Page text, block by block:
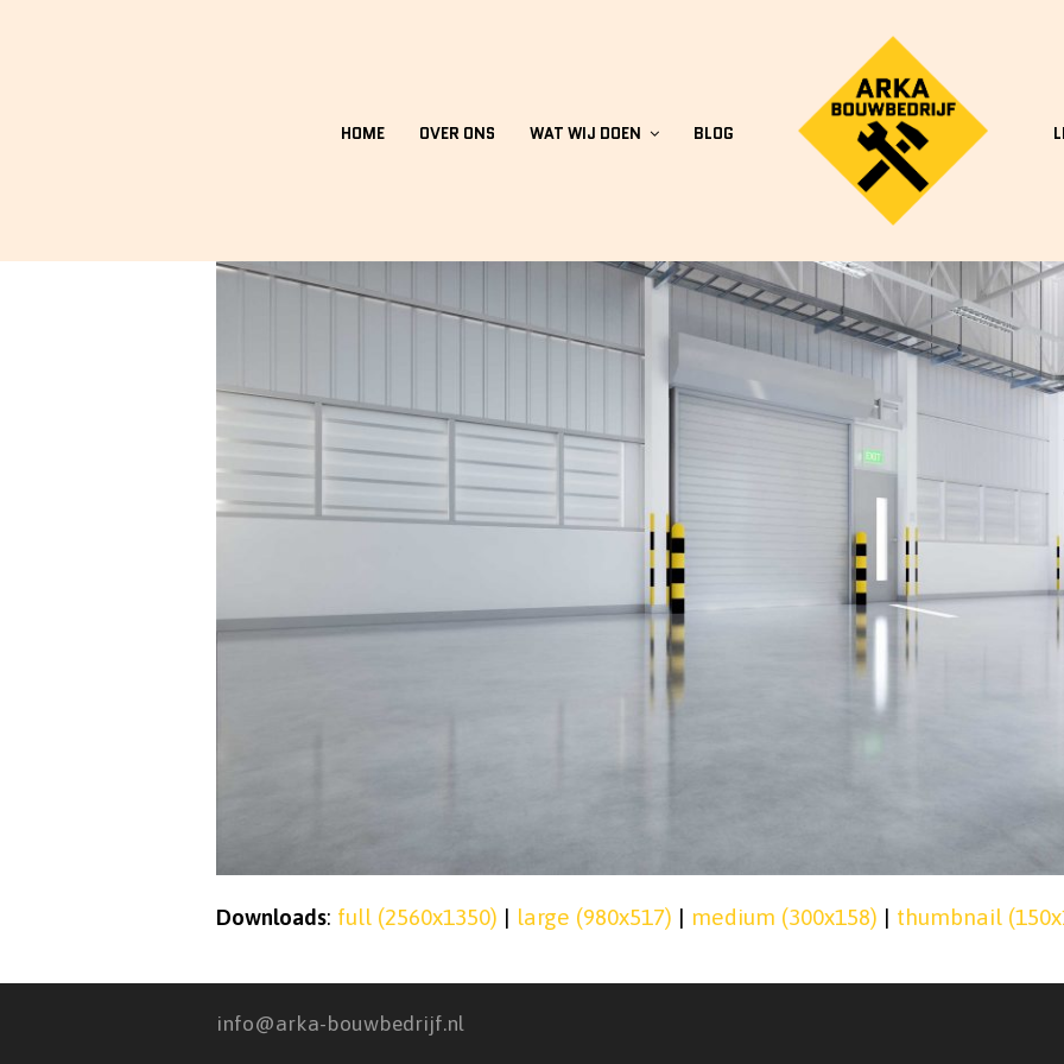
HOME OVER ONS WAT WIJ DOEN BLOG
Downloads: full (2560x1350) | large (980x517) | medium (300x158) | thumbnail
info@arka-bouwbedrijf.nl